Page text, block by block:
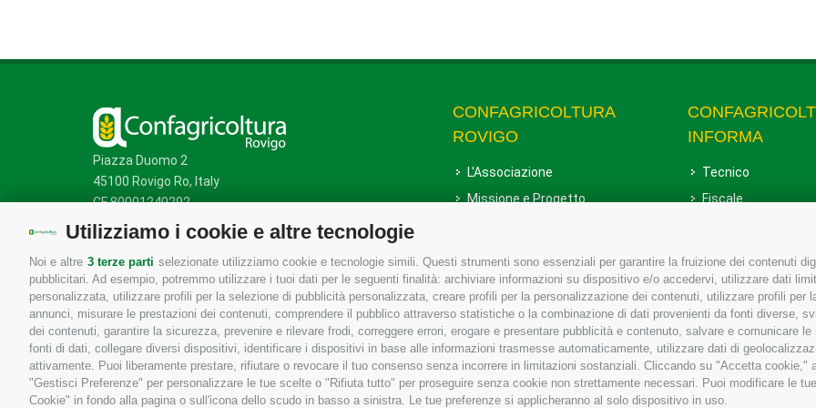
Utilizziamo i cookie e altre tecnologie
Noi e altre 3 terze parti selezionate utilizziamo cookie e tecnologie simili. Questi strumenti sono essenziali per garantire la fruizione dei contenuti
pubblicitari. Ad esempio, potremmo utilizzare i tuoi dati per le seguenti finalità: archiviare informazioni su dispositivo e/o accedervi, utilizzare dati
personalizzata, utilizzare profili per la selezione di pubblicità personalizzata, creare profili per la personalizzazione dei contenuti, utilizzare profili
annunci, misurare le prestazioni dei contenuti, comprendere il pubblico attraverso statistiche o la combinazione di dati provenienti da fonti diverse,
dei contenuti, garantire la sicurezza, prevenire e rilevare frodi, correggere errori, erogare e presentare pubblicità e contenuto, salvare e comunicare
fonti di dati, collegare diversi dispositivi, identificare i dispositivi in base alle informazioni trasmesse automaticamente, utilizzare dati di
attivamente. Puoi liberamente prestare, rifiutare o revocare il tuo consenso senza incorrere in limitazioni sostanziali. Cliccando su "Accetta
"Gestisci Preferenze" per personalizzare le tue scelte o "Rifiuta tutto" per proseguire senza cookie non strettamente necessari. Puoi modificare le
Cookie" in fondo alla pagina o sull'icona dello scudo in basso a sinistra. Le tue preferenze si applicheranno al solo dispositivo in uso.
Piazza Duomo 2
45100 Rovigo Ro, Italy
CF 80001240292
Mappa del sito/Privacy Policy /Cookie Policy
CONFAGRICOLTURA
ROVIGO
L'Associazione
Missione e Progetto
Uffici della Sede provinciale
Le Sedi di Zona
Agricoltori S.r.l.
Whistleblowing Confagricoltura
Rovigo e Agricoltori srl
INFORMA
Tecnico
Fiscale
Associazione